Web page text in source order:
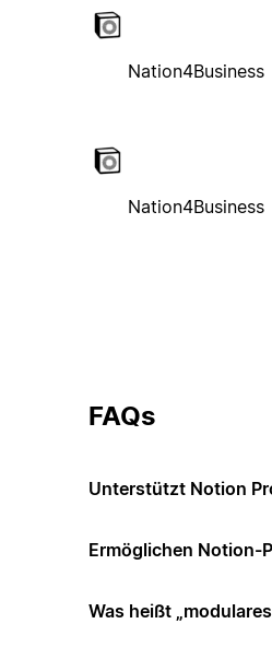
Nation4Business
Nation4Business
FAQs
Unterstützt Notion
Ermöglichen Notion-
Was heißt